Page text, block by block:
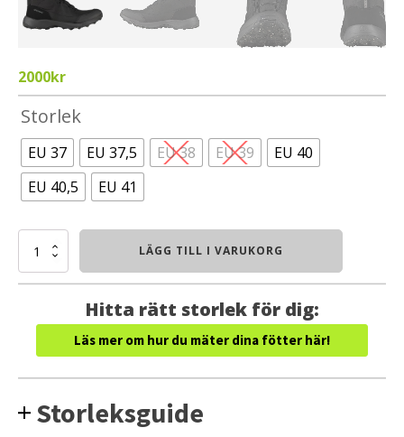
2000kr
Storlek
EU 37 EU 37,5 EU 38 EU 39
EU 40
EU 40,5
EU 41
IceBug
BUGrip
LÄGG TILL I VARUKORG
Hitta rätt storlek för dig:
Läs mer om hur du mäter dina fötter här!
Storleksguide